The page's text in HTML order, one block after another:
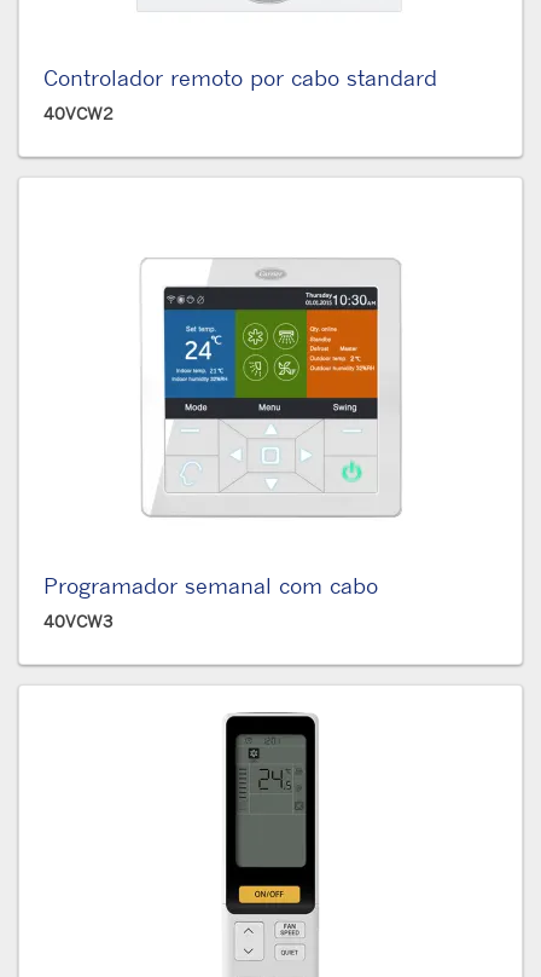
Controlador remoto por cabo standard
40VCW2
Programador semanal com cabo
40VCW3